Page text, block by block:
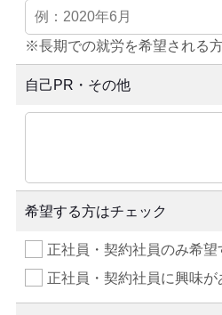
※長期での就労を希望される
自己PR・その他
希望する方はチェック
正社員・契約社員のみ希望
正社員・契約社員に興味が